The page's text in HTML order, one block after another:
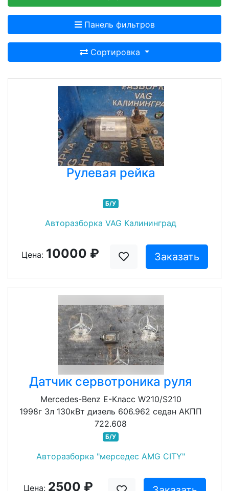
Панель фильтров
Сортировка
Рулевая рейка
Б/У
Авторазборка VAG Калининград
Цена: 10000 ₽ Заказать
Датчик сервотроника руля
Mercedes-Benz E-Класс W210/S210
1998г 3л 130кВт дизель 606.962 седан АКПП
722.608
Б/У
Авторазборка "мерседес AMG CITY"
Цена: 2500 ₽